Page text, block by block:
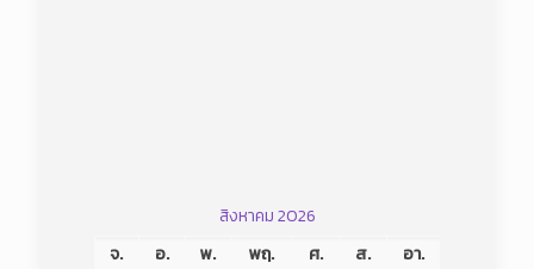
สิงหาคม 2026
จ.
อ. พ. พฤ. ศ. ส.
อา.